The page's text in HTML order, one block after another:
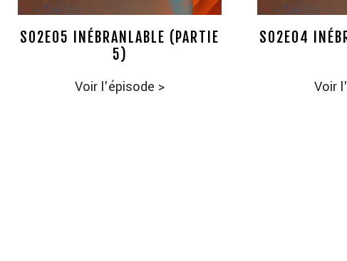
S02E05 INÉBRANLABLE (PARTIE
5)
Voir l'épisode >
S02E04
Voir